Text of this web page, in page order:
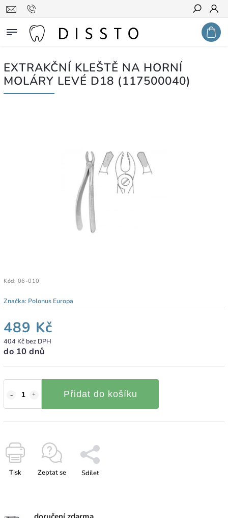
Hledat
EXTRAKČNÍ KLEŠTĚ NA HORNÍ
MOLÁRY LEVÉ D18 (117500040)
Kód: 06-010
Značka: Polonus Europa
489 Kč
404 Kč bez DPH
do 10 dnů
Přidat do košíku
Tisk Zeptat se Sdílet